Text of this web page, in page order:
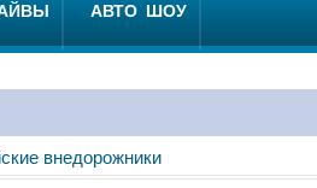
АВТО ШОУ
внедорожники